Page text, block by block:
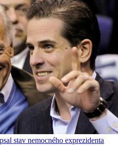
stav nemocného exprezidenta